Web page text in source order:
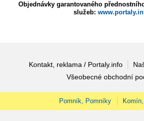
Objednávky garantovaného
služeb:
Kontakt, reklama / Portaly.info
Všeobecné obchodní
Pomník, Pomníky